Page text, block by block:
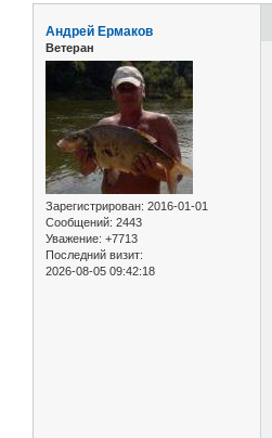
Андрей Ермаков
Ветеран
Зарегистрирован: 2016-01-01
Сообщений: 2443
Уважение: +7713
Последний визит:
2026-08-05 09:42:18